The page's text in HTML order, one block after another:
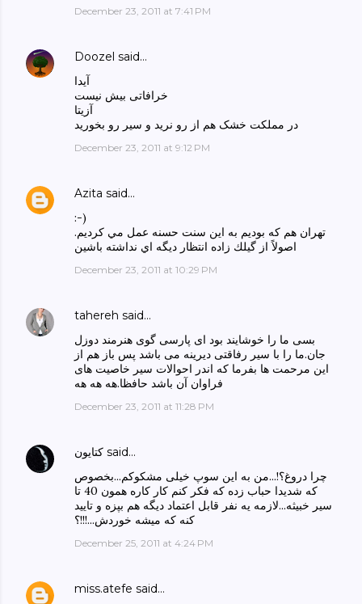
December 23, 2011 at 7:41 PM
Doozel said…
آیدا
خرافاتی بیش نیست
آزیتا
در مملکت خشک هم از رو نرید و سیر رو بخورید
December 23, 2011 at 9:12 PM
Azita said…
:-)
تهران هم كه بوديم به اين سنت حسنه عمل مي كرديم.
اصولاً از گيلك زاده انتظار ديگه اي نداشته باشين
December 23, 2011 at 10:29 PM
tahereh said…
بسی ما را خوشایند بود ای پارسی گوی هنرمند دوزل
جان.ما را با سیر رفاقتی دیرینه می باشد پس باز هم از
این مرحمت ها بفرما که اندر احوالات سیر خاصیت های
فراوان آن باشد حافظا.هه هه هه
December 23, 2011 at 11:28 PM
كتايون said…
چرا دروغ؟!...من به این سوپ خیلی مشکوکم...بخصوص
که شدیدا حباب زده که فکر کنم کار کاره همون 40 تا
سیر خبیثه...لازمه یه نفر قابل اعتماد دیگه هم بپزه و تایید
کنه که میشه خوردش...!!!؟
December 25, 2011 at 4:24 PM
miss.atefe said…